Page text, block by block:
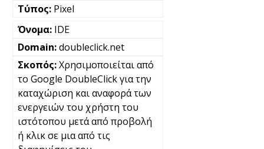
Pixel
IDE
doubleclick.net
Χρησιμοποιείται από
το Google DoubleClick για την
καταχώριση και αναφορά των
ενεργειών του χρήστη του
ιστότοπου μετά από προβολή
ή κλικ σε μια από τις